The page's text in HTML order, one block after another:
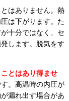
はありません。熱
は下がります。た
十分ではなく、セ
します。脱気をす
とはあり得ませ
。高温時の内圧が
漏れ出す場合があ